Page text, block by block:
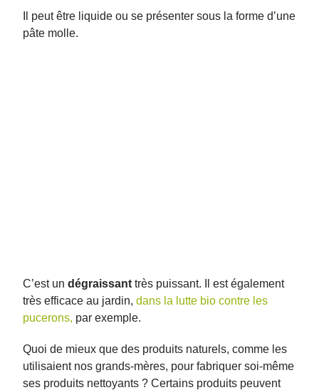
Il peut être liquide ou se présenter sous la forme d’une
pâte molle.
C’est undégraissant très puissant. Il est également
très efficace au jardin,dans la lutte bio contre les
pucerons, par exemple.
Quoi de mieux que des produits naturels, comme les
utilisaient nos grands-mères, pour fabriquer soi-même
ses produits nettoyants ? Certains produits peuvent